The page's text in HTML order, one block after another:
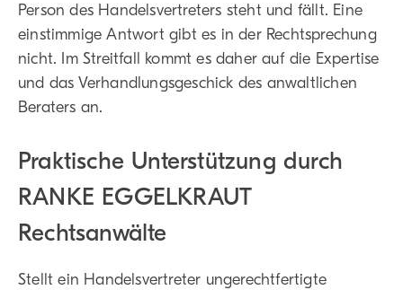
Person des Handelsvertreters steht und fällt. Eine
einstimmige Antwort gibt es in der Rechtsprechung
nicht. Im Streitfall kommt es daher auf die Expertise
und das Verhandlungsgeschick des anwaltlichen
Beraters an.
Praktische Unterstützung durch
RANKE EGGELKRAUT
Rechtsanwälte
Stellt ein Handelsvertreter ungerechtfertigte